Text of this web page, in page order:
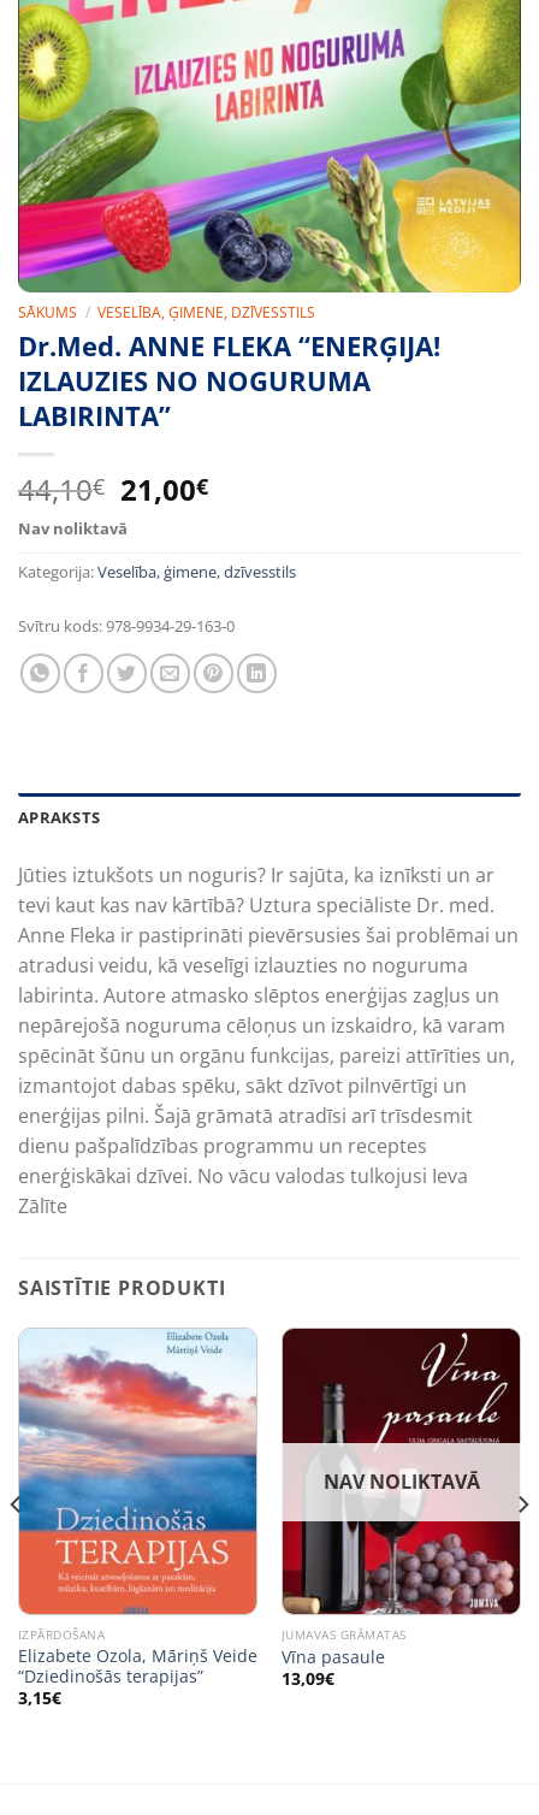
SĀKUMS / VESELĪBA, ĢIMENE, DZĪVESSTILS
Dr.Med. ANNE FLEKA “ENERĢIJA!
IZLAUZIES NO NOGURUMA
LABIRINTA”
44,10€ Original
price
was:
44,10€.
21,00€Current
is:
21,00€.
Nav noliktavā
Kategorija:Veselība, ģimene, dzīvesstils
Svītru kods:978-9934-29-163-0
APRAKSTS
Jūties iztukšots un noguris? Ir sajūta, ka iznīksti un ar
tevi kaut kas nav kārtībā? Uztura speciāliste Dr. med.
Anne Fleka ir pastiprināti pievērsusies šai problēmai un
atradusi veidu, kā veselīgi izlauzties no noguruma
labirinta. Autore atmasko slēptos enerģijas zagļus un
nepārejošā noguruma cēloņus un izskaidro, kā varam
spēcināt šūnu un orgānu funkcijas, pareizi attīrīties un,
izmantojot dabas spēku, sākt dzīvot pilnvērtīgi un
enerģijas pilni. Šajā grāmatā atradīsi arī trīsdesmit
dienu pašpalīdzības programmu un receptes
enerģiskākai dzīvei. No vācu valodas tulkojusi Ieva
Zālīte
SAISTĪTIE PRODUKTI
IZPĀRDOŠANA
Elizabete Ozola, Māriņš Veide
“Dziedinošās terapijas”
3,15€
NAV NOLIKTAVĀ
JUMAVAS GRĀMATAS
Vīna pasaule
13,09€